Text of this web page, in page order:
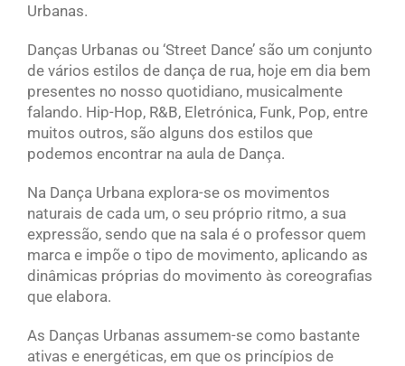
Urbanas.
Danças Urbanas ou ‘Street Dance’ são um conjunto
de vários estilos de dança de rua, hoje em dia bem
presentes no nosso quotidiano, musicalmente
falando. Hip-Hop, R&B, Eletrónica, Funk, Pop, entre
muitos outros, são alguns dos estilos que
podemos encontrar na aula de Dança.
Na Dança Urbana explora-se os movimentos
naturais de cada um, o seu próprio ritmo, a sua
expressão, sendo que na sala é o professor quem
marca e impõe o tipo de movimento, aplicando as
dinâmicas próprias do movimento às coreografias
que elabora.
As Danças Urbanas assumem-se como bastante
ativas e energéticas, em que os princípios de